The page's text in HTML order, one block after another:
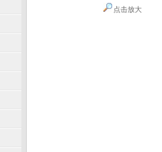
点击放大